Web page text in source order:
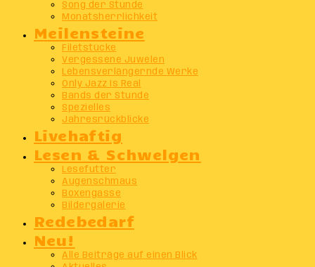
Song der Stunde
Monatsherrlichkeit
Meilensteine
Filetstücke
Vergessene Juwelen
Lebensverlängernde Werke
Only Jazz Is Real
Bands der Stunde
Spezielles
Jahresrückblicke
Livehaftig
Lesen & Schwelgen
Lesefutter
Augenschmaus
Boxengasse
Bildergalerie
Redebedarf
Neu!
Alle Beiträge auf einen Blick